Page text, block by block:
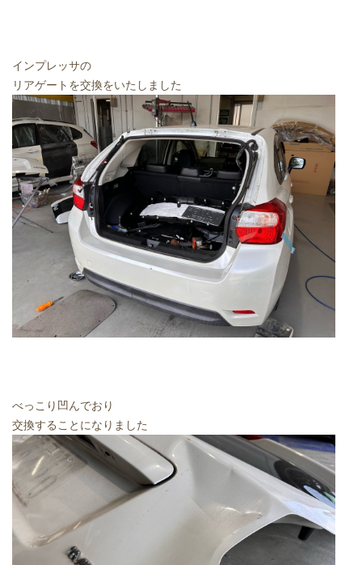
インプレッサの
リアゲートを交換をいたしました
べっこり凹んでおり
交換することになりました